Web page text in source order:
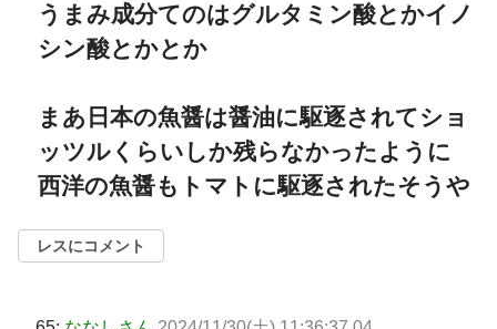
うまみ成分てのはグルタミン酸とかイノ
シン酸とかとか
まあ日本の魚醤は醤油に駆逐されてショ
ッツルくらいしか残らなかったように
西洋の魚醤もトマトに駆逐されたそうや
レスにコメント